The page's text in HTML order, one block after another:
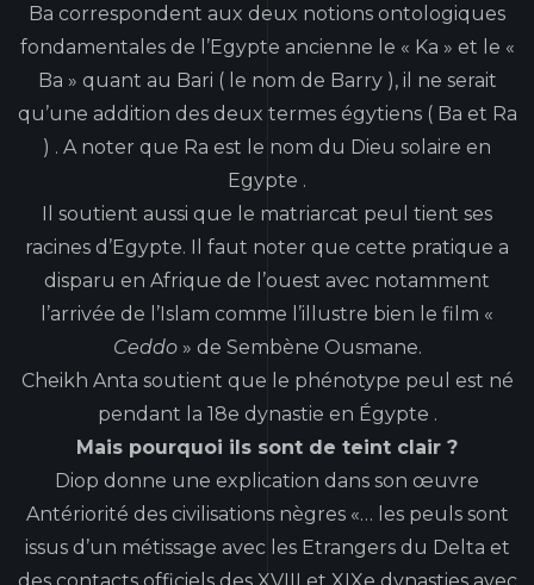
Ba correspondent aux deux notions ontologiques
fondamentales de l’Egypte ancienne le « Ka » et le «
Ba » quant au Bari ( le nom de Barry ), il ne serait
qu’une addition des deux termes égytiens ( Ba et Ra
) . A noter que Ra est le nom du Dieu solaire en
Egypte .
Il soutient aussi que le matriarcat peul tient ses
racines d’Egypte. Il faut noter que cette pratique a
disparu en Afrique de l’ouest avec notamment
l’arrivée de l’Islam comme l’illustre bien le film «
Ceddo » de Sembène Ousmane.
Cheikh Anta soutient que le phénotype peul est né
pendant la 18e dynastie en Égypte .
Mais pourquoi ils sont de teint clair ?
Diop donne une explication dans son œuvre
Antériorité des civilisations nègres «… les peuls sont
issus d’un métissage avec les Etrangers du Delta et
des contacts officiels des XVIII et XIXe dynasties avec